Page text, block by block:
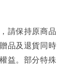
請保持原商品
品及退貨同時
益。部分特殊